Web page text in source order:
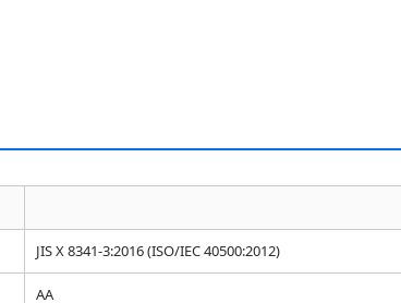
JIS X 8341-3:2016 (ISO/IEC 40500:2012)
AA